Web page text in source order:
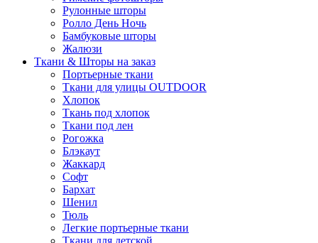
Рулонные шторы
Ролло День Ночь
Бамбуковые шторы
Жалюзи
Ткани & Шторы на заказ
Портьерные ткани
Ткани для улицы OUTDOOR
Хлопок
Ткань под хлопок
Ткани под лен
Рогожка
Блэкаут
Жаккард
Софт
Бархат
Шенил
Тюль
Легкие портьерные ткани
Ткани для детской